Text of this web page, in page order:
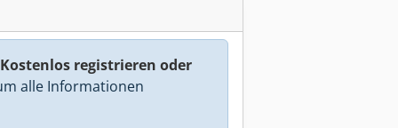
Kostenlos registrieren oder
alle Informationen